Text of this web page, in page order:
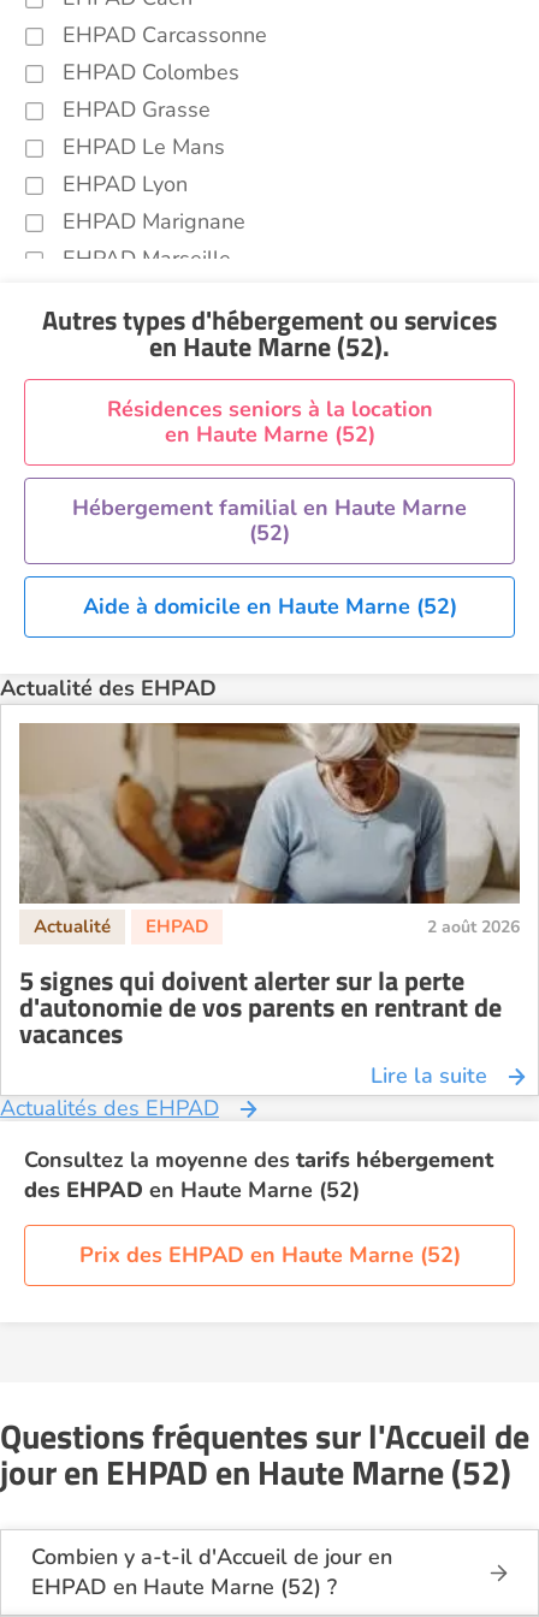
EHPAD Carcassonne
EHPAD Colombes
EHPAD Grasse
EHPAD Le Mans
EHPAD Lyon
EHPAD Marignane
EHPAD Marseille
EHPAD Nantes
EHPAD Paris
EHPAD Royan
EHPAD Saint-Etienne
EHPAD Toulouse
EHPAD Tours
EHPAD Troyes
Recherche par ville
Autres types d'hébergement ou services
en Haute Marne (52).
Résidences seniors à la location
en Haute Marne (52)
Hébergement familial en Haute Marne
(52)
Aide à domicile en Haute Marne (52)
Actualité des EHPAD
2 août 2026
5 signes qui doivent alerter sur la perte
d'autonomie de vos parents en rentrant de
vacances
Lire la suite
Actualités des EHPAD
Consultez la moyenne des tarifs hébergement
des EHPAD en Haute Marne (52)
Prix des EHPAD en Haute Marne (52)
Questions fréquentes sur l'Accueil de
jour en EHPAD en Haute Marne (52)
Combien y a-t-il d'Accueil de jour en
EHPAD en Haute Marne (52) ?